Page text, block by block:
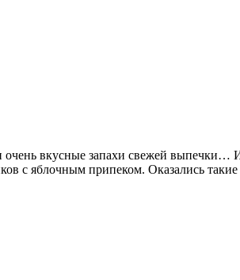
очень вкусные запахи свежей
с яблочным припеком. Оказались